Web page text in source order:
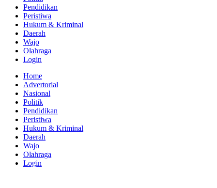
Pendidikan
Peristiwa
Hukum & Kriminal
Daerah
Wajo
Olahraga
Login
Home
Advertorial
Nasional
Politik
Pendidikan
Peristiwa
Hukum & Kriminal
Daerah
Wajo
Olahraga
Login